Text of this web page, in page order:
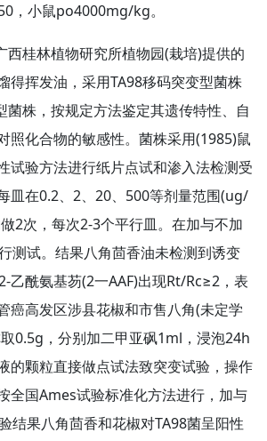
，小鼠po4000mg/kg。
西桂林植物研究所植物园(栽培)提供的
得挥发油，采用TA98移码突变型菌株
菌株，按规定方法鉴定其遗传特性、自
照化合物的敏感性。菌株采用(1985)鼠
试验方法进行纸片点试和渗入法检测受
皿在0.2、2、20、500等剂量范围(ug/
2次，每次2-3个平行皿。在加与不加
测试。结果八角茴香油未检测到诱变
乙酰氨基芴(2一AAF)出现Rt/Rc≥2，表
癌高发区涉县花椒和市售八角(未定学
0.5g，分别加二甲亚砜1ml，浸泡24h
的颗粒直接做点试法致突变试验，操作
全国Ames试验标准化方法进行，加与
结果八角茴香和花椒对TA98菌呈阳性